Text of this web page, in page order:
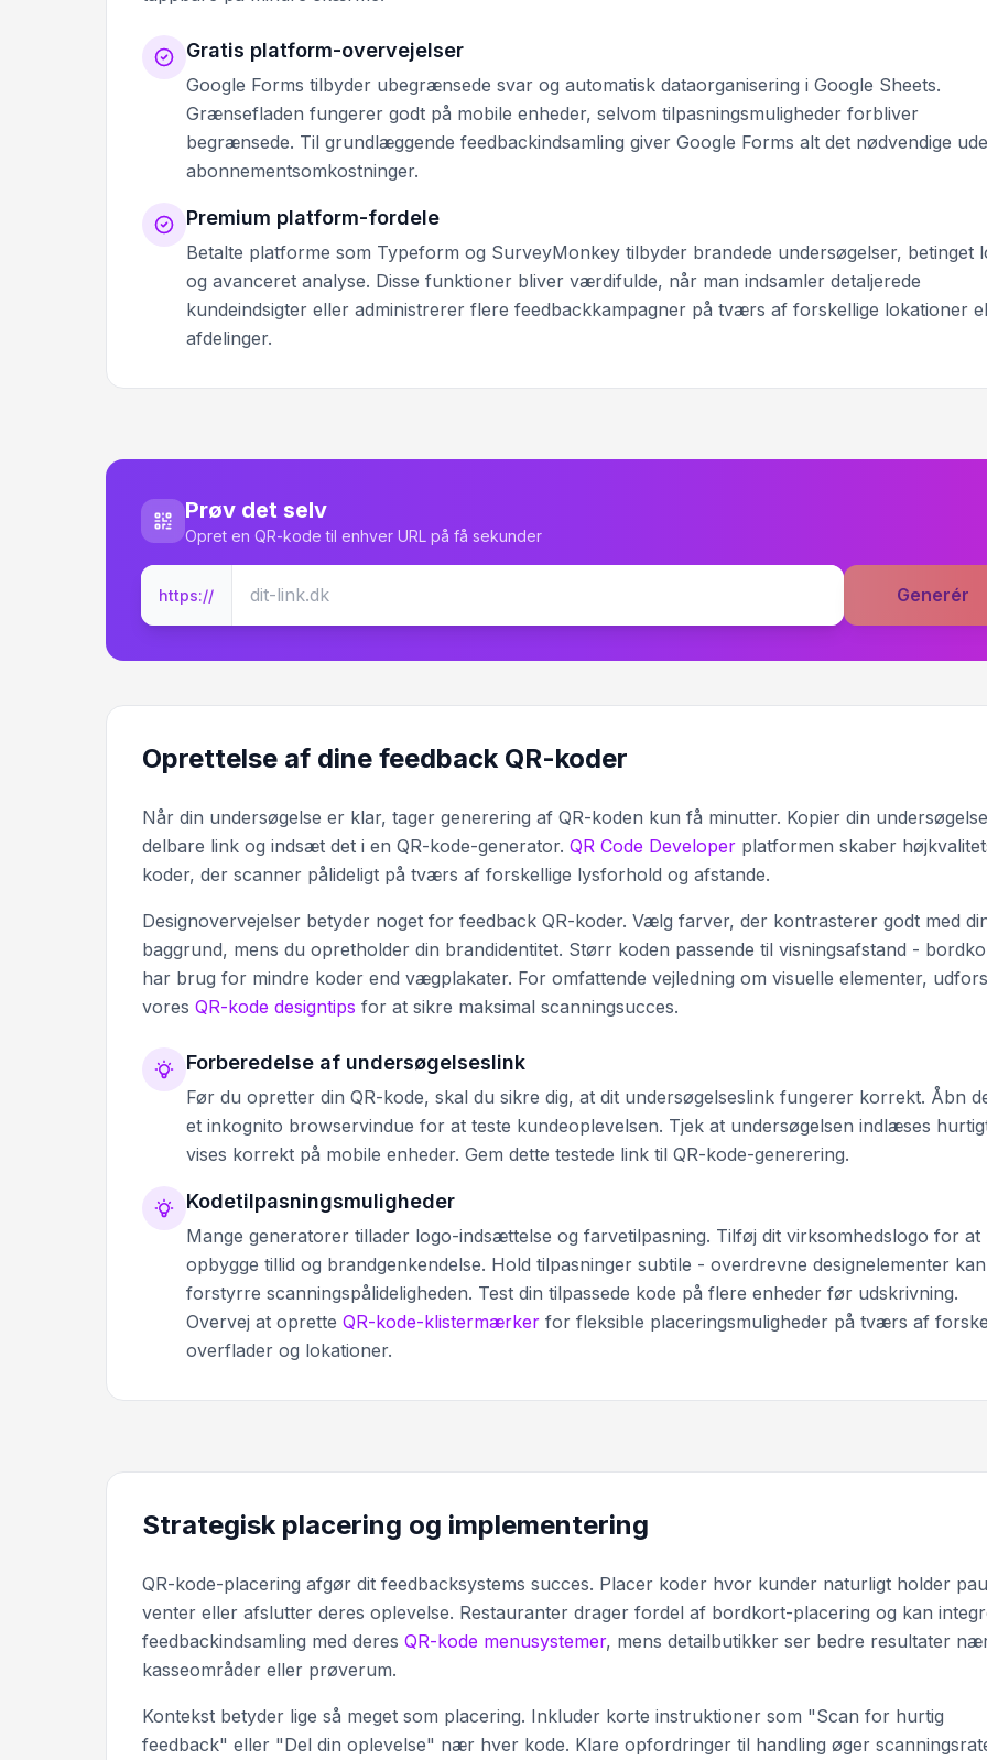
Gratis platform-overvejelser
Google Forms tilbyder ubegrænsede svar og automatisk dataorganisering i Google Sheets.
Grænsefladen fungerer godt på mobile enheder, selvom tilpasningsmuligheder forbliver
begrænsede. Til grundlæggende feedbackindsamling giver Google Forms alt det nødvendige
abonnementsomkostninger.
Premium platform-fordele
Betalte platforme som Typeform og SurveyMonkey tilbyder brandede undersøgelser, betinget
og avanceret analyse. Disse funktioner bliver værdifulde, når man indsamler detaljerede
kundeindsigter eller administrerer flere feedbackkampagner på tværs af forskellige lokationer
afdelinger.
Prøv det selv
Opret en QR-kode til enhver URL på få sekunder
https:// Generér
Oprettelse af dine feedback QR-koder
Når din undersøgelse er klar, tager generering af QR-koden kun få minutter. Kopier din
delbare link og indsæt det i en QR-kode-generator. QR Code Developer platformen skaber
koder, der scanner pålideligt på tværs af forskellige lysforhold og afstande.
Designovervejelser betyder noget for feedback QR-koder. Vælg farver, der kontrasterer godt med
baggrund, mens du opretholder din brandidentitet. Størr koden passende til visningsafstand -
har brug for mindre koder end vægplakater. For omfattende vejledning om visuelle elementer,
vores QR-kode designtips for at sikre maksimal scanningsucces.
Forberedelse af undersøgelseslink
Før du opretter din QR-kode, skal du sikre dig, at dit undersøgelseslink fungerer korrekt. Åbn
et inkognito browservindue for at teste kundeoplevelsen. Tjek at undersøgelsen indlæses
vises korrekt på mobile enheder. Gem dette testede link til QR-kode-generering.
Kodetilpasningsmuligheder
Mange generatorer tillader logo-indsættelse og farvetilpasning. Tilføj dit virksomhedslogo for at
opbygge tillid og brandgenkendelse. Hold tilpasninger subtile - overdrevne designelementer kan
forstyrre scanningspålideligheden. Test din tilpassede kode på flere enheder før udskrivning.
Overvej at oprette QR-kode-klistermærker for fleksible placeringsmuligheder på tværs af
overflader og lokationer.
Strategisk placering og implementering
QR-kode-placering afgør dit feedbacksystems succes. Placer koder hvor kunder naturligt holder
venter eller afslutter deres oplevelse. Restauranter drager fordel af bordkort-placering og kan
feedbackindsamling med deres QR-kode menusystemer, mens detailbutikker ser bedre resultater
kasseområder eller prøverum.
Kontekst betyder lige så meget som placering. Inkluder korte instruktioner som "Scan for hurtig
feedback" eller "Del din oplevelse" nær hver kode. Klare opfordringer til handling øger